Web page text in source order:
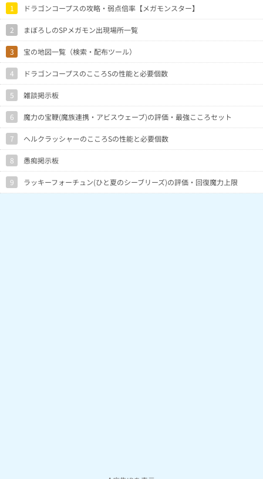
1 ドラゴンコープスの攻略・弱点倍率【メガモンスター】
2 まぼろしのSPメガモン出現場所一覧
3 宝の地図一覧（検索・配布ツール）
4 ドラゴンコープスのこころSの性能と必要個数
5 雑談掲示板
6 魔力の宝鞭(魔族連携・アビスウェーブ)の評価・最強こころセット
7 ヘルクラッシャーのこころSの性能と必要個数
8 愚痴掲示板
9 ラッキーフォーチュン(ひと夏のシーブリーズ)の評価・回復魔力上限